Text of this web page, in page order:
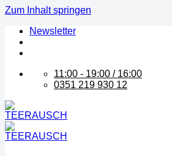
Zum Inhalt springen
Newsletter
11:00 - 19:00 / 16:00
0351 219 930 12